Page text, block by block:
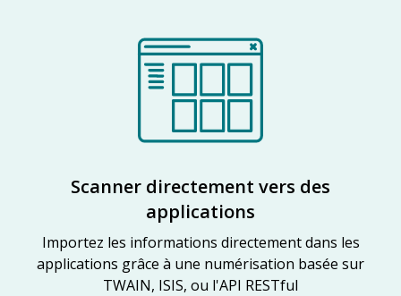
Scanner directement vers des
applications
Importez les informations directement dans les
applications grâce à une numérisation basée sur
TWAIN, ISIS, ou l'API RESTful